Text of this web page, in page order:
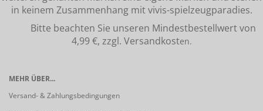
in keinem Zusammenhang mit vivis-spielzeugparadies.
Bitte beachten Sie unseren Mindestbestellwert von
4,99 €, zzgl. Versandkosten.
MEHR ÜBER...
Versand- & Zahlungsbedingungen